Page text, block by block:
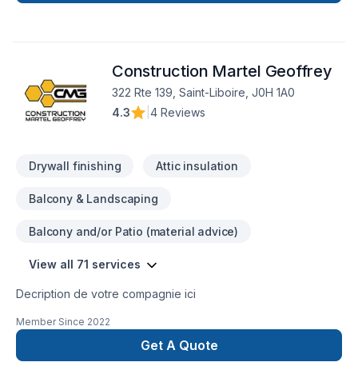
Construction Martel Geoffrey
322 Rte 139, Saint-Liboire, J0H 1A0
4.3
4 Reviews
Drywall finishing Attic insulation
Balcony & Landscaping
Balcony and/or Patio (material advice)
View all 71 services
Decription de votre compagnie ici
Member Since 2022
Get A Quote